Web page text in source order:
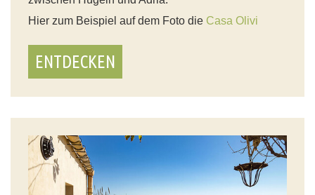
Hier zum Beispiel auf dem Foto die Casa Olivi
ENTDECKEN